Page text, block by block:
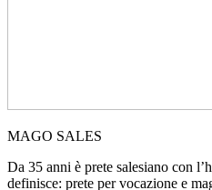
MAGO SALES
Da 35 anni è prete salesiano con
definisce: prete per vocazione e